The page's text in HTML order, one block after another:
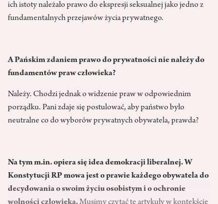
ich istoty należało prawo do eks­presji seksualnej jako jedno z
fun­damentalnych przejawów życia prywatnego.
A Pańskim zdaniem prawo do prywatności nie należy do
funda­mentów praw człowieka?
Należy. Chodzi jednak o widzenie praw w odpowiednim
porządku. Pani zdaje się postulować, aby pań­stwo było
neutralne co do wyborów prywatnych obywatela, prawda?
Na tym m.in. opiera się idea demokracji liberalnej. W
Kon­stytucji RP mowa jest o prawie każdego obywatela do
decydo­wania o swoim życiu osobistym i o ochronie